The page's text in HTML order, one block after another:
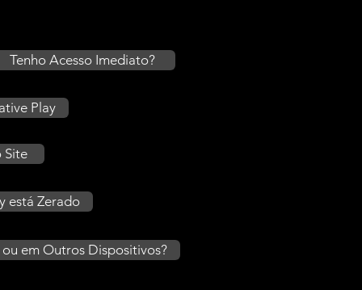
Tenho Acesso Imediato?
Play
Site
está Zerado
ou em Outros Dispositivos?